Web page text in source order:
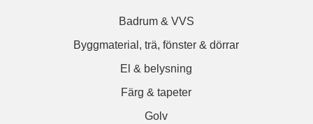
Badrum & VVS
Byggmaterial, trä, fönster & dörrar
El & belysning
Färg & tapeter
Golv